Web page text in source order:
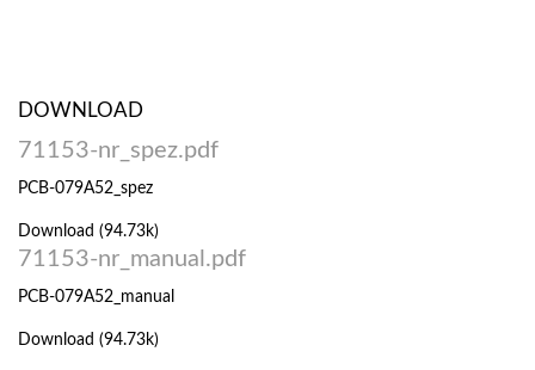
DOWNLOAD
71153-nr_spez.pdf
PCB-079A52_spez
Download (94.73k)
71153-nr_manual.pdf
PCB-079A52_manual
Download (94.73k)